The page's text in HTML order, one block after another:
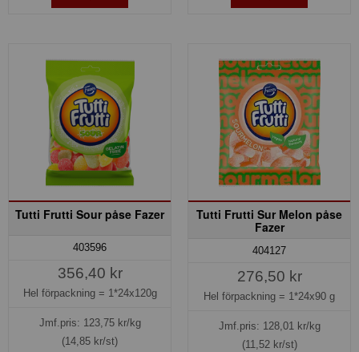
Tutti Frutti Sour påse Fazer
403596
356,40 kr
Hel förpackning = 1*24x120g
Jmf.pris: 123,75kr/kg
(14,85 kr/st)
Tutti Frutti Sur Melon påse
Fazer
404127
276,50 kr
Hel förpackning = 1*24x90 g
Jmf.pris: 128,01 kr/kg
(11,52 kr/st)